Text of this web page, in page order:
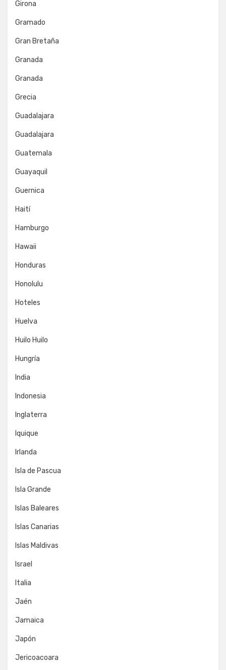
Girona
Gramado
Gran Bretaña
Granada
Granada
Grecia
Guadalajara
Guadalajara
Guatemala
Guayaquil
Guernica
Haití
Hamburgo
Hawaii
Honduras
Honolulu
Hoteles
Huelva
Huilo Huilo
Hungría
India
Indonesia
Inglaterra
Iquique
Irlanda
Isla de Pascua
Isla Grande
Islas Baleares
Islas Canarias
Islas Maldivas
Israel
Italia
Jaén
Jamaica
Japón
Jericoacoara